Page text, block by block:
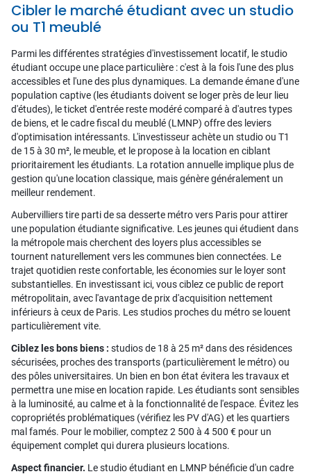
Cibler le marché étudiant avec un studio
ou T1 meublé
Parmi les différentes stratégies d'investissement locatif, le studio
étudiant occupe une place particulière : c'est à la fois l'une des plus
accessibles et l'une des plus dynamiques. La demande émane d'une
population captive (les étudiants doivent se loger près de leur lieu
d'études), le ticket d'entrée reste modéré comparé à d'autres types
de biens, et le cadre fiscal du meublé (LMNP) offre des leviers
d'optimisation intéressants. L'investisseur achète un studio ou T1
de 15 à 30 m², le meuble, et le propose à la location en ciblant
prioritairement les étudiants. La rotation annuelle implique plus de
gestion qu'une location classique, mais génère généralement un
meilleur rendement.
Aubervilliers tire parti de sa desserte métro vers Paris pour attirer
une population étudiante significative. Les jeunes qui étudient dans
la métropole mais cherchent des loyers plus accessibles se
tournent naturellement vers les communes bien connectées. Le
trajet quotidien reste confortable, les économies sur le loyer sont
substantielles. En investissant ici, vous ciblez ce public de report
métropolitain, avec l'avantage de prix d'acquisition nettement
inférieurs à ceux de Paris. Les studios proches du métro se louent
particulièrement vite.
Ciblez les bons biens : studios de 18 à 25 m² dans des résidences
sécurisées, proches des transports (particulièrement le métro) ou
des pôles universitaires. Un bien en bon état évitera les travaux et
permettra une mise en location rapide. Les étudiants sont sensibles
à la luminosité, au calme et à la fonctionnalité de l'espace. Évitez les
copropriétés problématiques (vérifiez les PV d'AG) et les quartiers
mal famés. Pour le mobilier, comptez 2 500 à 4 500 € pour un
équipement complet qui durera plusieurs locations.
Aspect financier. Le studio étudiant en LMNP bénéficie d'un cadre